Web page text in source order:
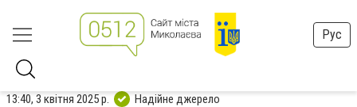
Рус
13:40, 3 квітня 2025 р. Надійне джерело